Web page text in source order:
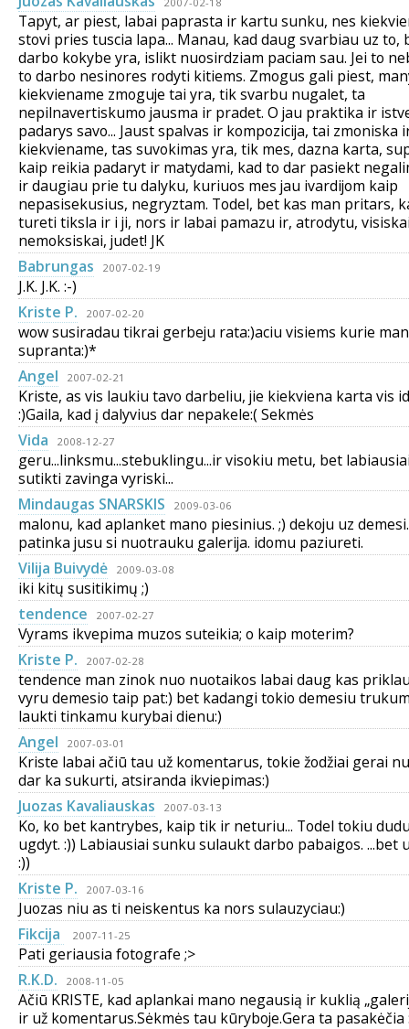
Tapyt, ar piest, labai paprasta ir kartu sunku, nes
stovi pries tuscia lapa... Manau, kad daug svarbiau uz to,
darbo kokybe yra, islikt nuosirdziam paciam sau. Jei to
to darbo nesinores rodyti kitiems. Zmogus gali piest,
kiekviename zmoguje tai yra, tik svarbu nugalet, ta
nepilnavertiskumo jausma ir pradet. O jau praktika ir
padarys savo... Jaust spalvas ir kompozicija, tai zmoniska
kiekviename, tas suvokimas yra, tik mes, dazna karta,
kaip reikia padaryt ir matydami, kad to dar pasiekt
ir daugiau prie tu dalyku, kuriuos mes jau ivardijom kaip
nepasisekusius, negryztam. Todel, bet kas man pritars,
tureti tiksla ir i ji, nors ir labai pamazu ir, atrodytu,
nemoksiskai, judet! JK
Babrungas
2007-02-19
J.K. J.K. :-)
Kriste P.
2007-02-20
wow susiradau tikrai gerbeju rata:)aciu visiems kurie
supranta:)*
Angel
2007-02-21
Kriste, as vis laukiu tavo darbeliu, jie kiekviena karta vis
:)Gaila, kad į dalyvius dar nepakele:( Sekmės
Vida
2008-12-27
geru...linksmu...stebuklingu...ir visokiu metu, bet
sutikti zavinga vyriski...
Mindaugas SNARSKIS
2009-03-06
malonu, kad aplanket mano piesinius. ;) dekoju uz
patinka jusu si nuotrauku galerija. idomu paziureti.
Vilija Buivydė
2009-03-08
iki kitų susitikimų ;)
tendence
2007-02-27
Vyrams ikvepima muzos suteikia; o kaip moterim?
Kriste P.
2007-02-28
tendence man zinok nuo nuotaikos labai daug kas
vyru demesio taip pat:) bet kadangi tokio demesiu
laukti tinkamu kurybai dienu:)
Angel
2007-03-01
Kriste labai ačiū tau už komentarus, tokie žodžiai gerai
dar ka sukurti, atsiranda ikviepimas:)
Juozas Kavaliauskas
2007-03-13
Ko, ko bet kantrybes, kaip tik ir neturiu... Todel tokiu
ugdyt. :)) Labiausiai sunku sulaukt darbo pabaigos. ...bet
:))
Kriste P.
2007-03-16
Juozas niu as ti neiskentus ka nors sulauzyciau:)
Fikcija
2007-11-25
Pati geriausia fotografe ;>
R.K.D.
2008-11-05
Ačiū KRISTE, kad aplankai mano negausią ir kuklią
ir už komentarus.Sėkmės tau kūryboje.Gera ta pasakėčia